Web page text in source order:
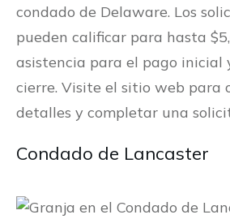
condado de Delaware. Los
pueden calificar para hasta
asistencia para el pago inicial
cierre. Visite el sitio web para
detalles y completar una
Condado de Lancaster